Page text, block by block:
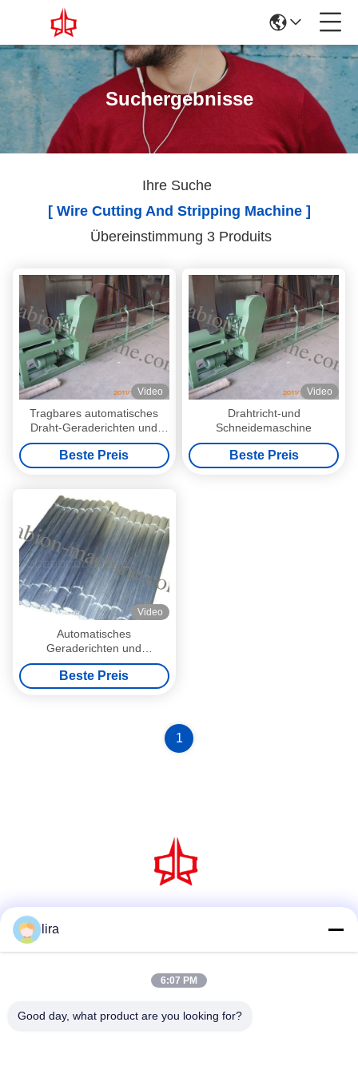
Suchergebnisse
Ihre Suche
[ Wire Cutting And Stripping Machine ]
Übereinstimmung 3 Produits
Video
Tragbares automatisches
Draht-Geraderichten und
Schneidemaschine mit
Aluminiumdraht
Beste Preis
Video
Drahtricht-und
Schneidemaschine
Beste Preis
Video
Automatisches
Geraderichten und
Schneidemaschine
Beste Preis
1
lira
6:07 PM
Good day, what product are you looking for?